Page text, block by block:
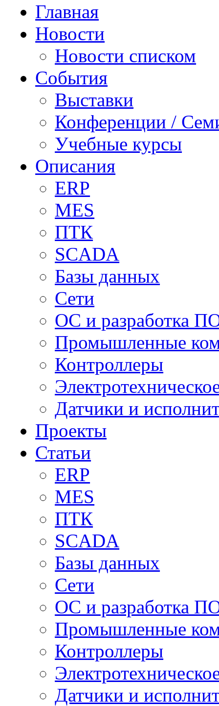
Главная
Новости
Новости списком
События
Выставки
Конференции /
Учебные курсы
Описания
ERP
MES
ПТК
SCADA
Базы данных
Сети
ОС и разработка
Промышленные
Контроллеры
Датчики и
Проекты
Статьи
ERP
MES
ПТК
SCADA
Базы данных
Сети
ОС и разработка
Промышленные
Контроллеры
Датчики и